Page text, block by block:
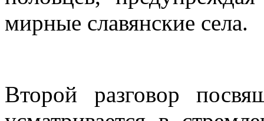
мирные славянские села.
Второй разговор